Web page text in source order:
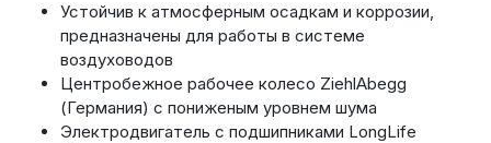
Устойчив к атмосферным осадкам и коррозии,
предназначены для работы в системе
воздуховодов
Центробежное рабочее колесо ZiehlAbegg
(Германия) с пониженым уровнем шума
Электродвигатель с подшипниками LongLife